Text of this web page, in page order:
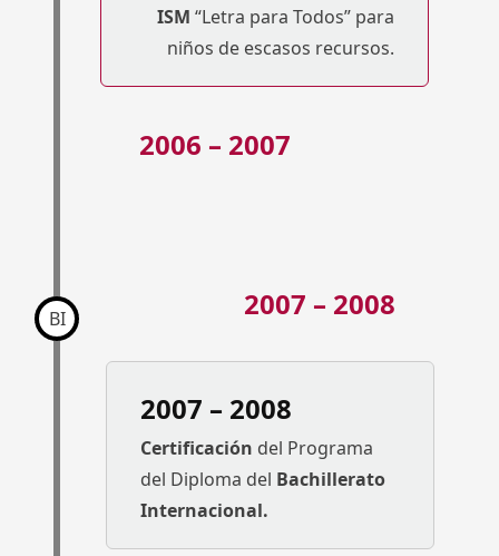
ISM “Letra para Todos” para
niños de escasos recursos.
2006 – 2007
2007 – 2008
BI
2007 – 2008
Certificación del Programa
del Diploma del Bachillerato
Internacional.